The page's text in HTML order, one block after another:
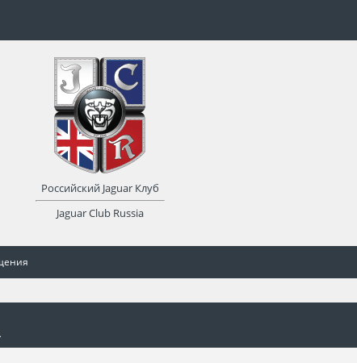
Российский Jaguar Клуб
Jaguar Club Russia